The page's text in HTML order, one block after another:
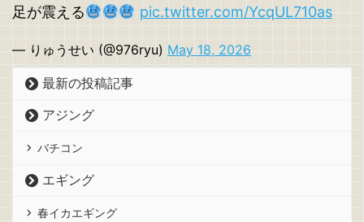
足が震える pic.twitter.com/YcqUL710as
— りゅうせい (@976ryu) May 18, 2026
最新の投稿記事
アジング
バチコン
エギング
春イカエギング